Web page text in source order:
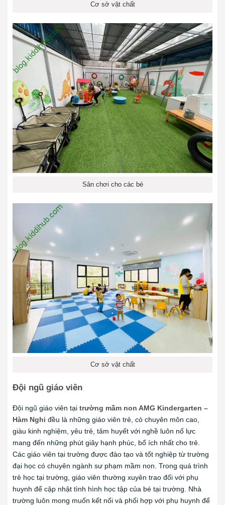
Cơ sở vật chất
Sân chơi cho các bé
Cơ sở vật chất
Đội ngũ giáo viên
Đội ngũ giáo viên tại trường mầm non AMG Kindergarten –
Hàm Nghi đều là những giáo viên trẻ, có chuyên môn cao,
giàu kinh nghiệm, yêu trẻ, tâm huyết với nghề luôn nổ lực
mang đến những phút giây hạnh phúc, bổ ích nhất cho trẻ.
Các giáo viên tại trường được đào tạo và tốt nghiệp từ trường
đại học có chuyên ngành sư phạm mầm non. Trong quá trình
trẻ học tại trường, giáo viên thường xuyên trao đổi với phụ
huynh để cập nhật tình hình học tập của bé tại trường. Nhà
trường luôn mong muốn kết nối và phối hợp với phụ huynh để